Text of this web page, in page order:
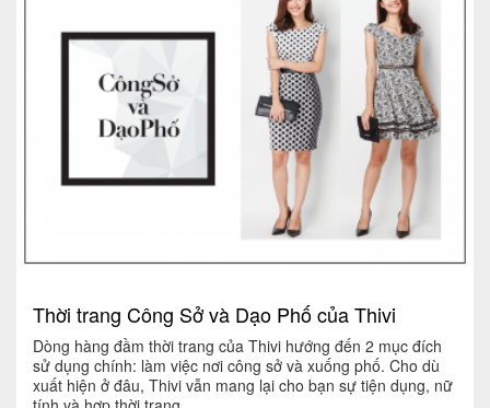
Thời trang Công Sở và Dạo Phố của Thivi
Dòng hàng đầm thời trang của Thivi hướng đến 2 mục đích
sử dụng chính: làm việc nơi công sở và xuống phố. Cho dù
xuất hiện ở đâu, Thivi vẫn mang lại cho bạn sự tiện dụng, nữ